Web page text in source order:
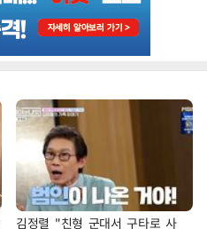
김정렬 "친형 군대서 구타로 사